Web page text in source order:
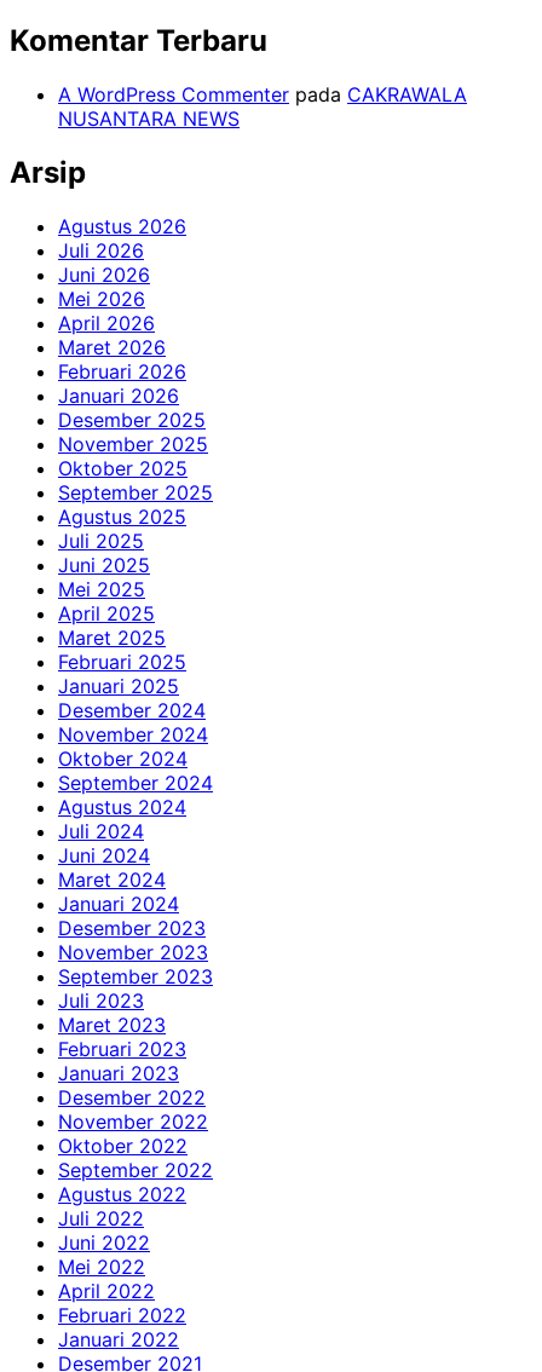
Komentar Terbaru
A WordPress Commenter pada CAKRAWALA
NUSANTARA NEWS
Arsip
Agustus 2026
Juli 2026
Juni 2026
Mei 2026
April 2026
Maret 2026
Februari 2026
Januari 2026
Desember 2025
November 2025
Oktober 2025
September 2025
Agustus 2025
Juli 2025
Juni 2025
Mei 2025
April 2025
Maret 2025
Februari 2025
Januari 2025
Desember 2024
November 2024
Oktober 2024
September 2024
Agustus 2024
Juli 2024
Juni 2024
Maret 2024
Januari 2024
Desember 2023
November 2023
September 2023
Juli 2023
Maret 2023
Februari 2023
Januari 2023
Desember 2022
November 2022
Oktober 2022
September 2022
Agustus 2022
Juli 2022
Juni 2022
Mei 2022
April 2022
Februari 2022
Januari 2022
Desember 2021